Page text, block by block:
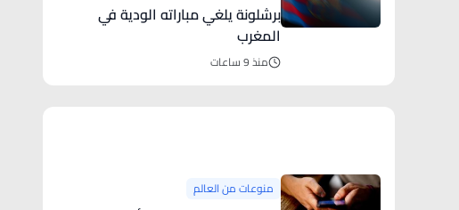
برشلونة يلغي مباراته الودية في
المغرب
منذ 9 ساعات
منوعات من العالم